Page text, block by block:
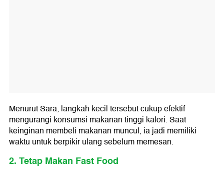
Menurut Sara, langkah kecil tersebut cukup efektif
mengurangi konsumsi makanan tinggi kalori. Saat
keinginan membeli makanan muncul, ia jadi memiliki
waktu untuk berpikir ulang sebelum memesan.
2. Tetap Makan Fast Food